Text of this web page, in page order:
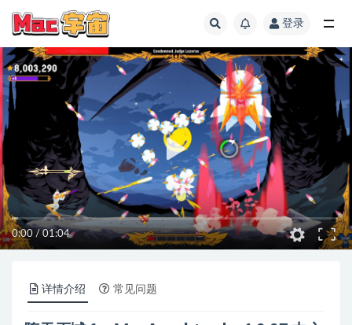
登录
0:00 / 01:04
详情介绍 常见问题